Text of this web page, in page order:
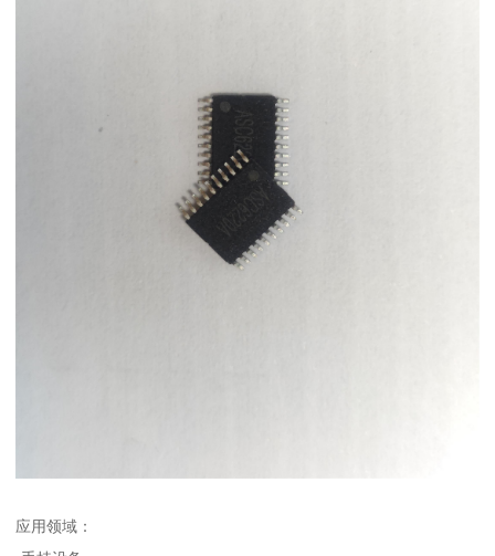
应用领域：